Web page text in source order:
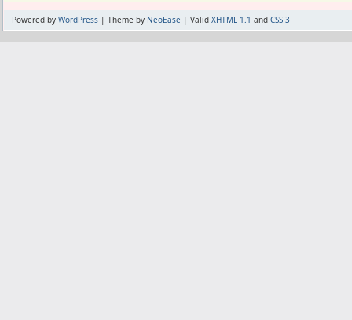
Powered by WordPress | Theme by NeoEase | Valid XHTML 1.1 and CSS 3